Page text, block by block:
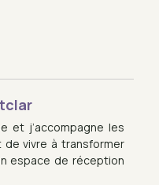
et j’accompagne les
de vivre à transformer
espace de réception